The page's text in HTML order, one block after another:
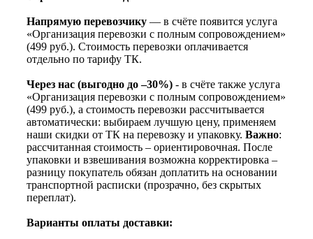
Напрямую перевозчику — в счёте появится услуга
«Организация перевозки с полным сопровождением»
(499 руб.). Стоимость перевозки оплачивается
отдельно по тарифу ТК.
Через нас (выгодно до –30%) - в счёте также услуга
«Организация перевозки с полным сопровождением»
(499 руб.), а стоимость перевозки рассчитывается
автоматически: выбираем лучшую цену, применяем
наши скидки от ТК на перевозку и упаковку. Важно:
рассчитанная стоимость – ориентировочная. После
упаковки и взвешивания возможна корректировка –
разницу покупатель обязан доплатить на основании
транспортной расписки (прозрачно, без скрытых
переплат).
Варианты оплаты доставки: